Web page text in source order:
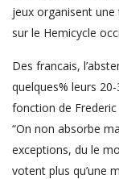
jeux organisent
sur le Hemicycle
Des francais,
quelques% leurs
fonction de
“On non absorbe
exceptions, du le
votent plus qu’une